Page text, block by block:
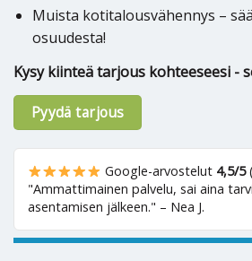
Muista kotitalousvähennys –
osuudesta!
Kysy kiinteä tarjous kohteeseesi -
Google-arvostelut 4,5/5
"Ammattimainen palvelu, sai aina
asentamisen jälkeen." – Nea J.
Pyydä tarjous